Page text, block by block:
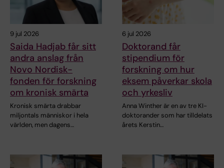
9 jul 2026
Saida Hadjab får sitt
andra anslag från
Novo Nordisk-
fonden för forskning
om kronisk smärta
Kronisk smärta drabbar
miljontals människor i hela
världen, men dagens…
6 jul 2026
Doktorand får
stipendium för
forskning om hur
eksem påverkar skola
och yrkesliv
Anna Winther är en av tre KI-
doktorander som har tilldelats
årets Kerstin…